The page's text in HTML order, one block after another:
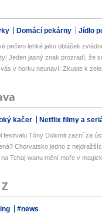
Domácí pekárny Jídlo
pečivo lehké jako obláček
Jeden jasný znak prozradí, že
v horku neunaví: Zkuste k
kačer Netflix filmy a
Tóny Dolomit zazní za
Chorvatsko jedno z
Tchaj-wanu mění moře v
#news